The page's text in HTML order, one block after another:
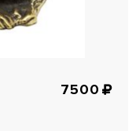
7500